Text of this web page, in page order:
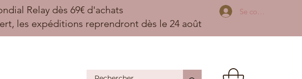
Relay dès 69€ d'achats
les expéditions reprendront dès le 24 août
Se connecter